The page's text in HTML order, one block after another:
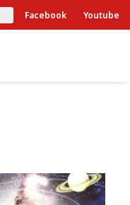
Facebook Youtube